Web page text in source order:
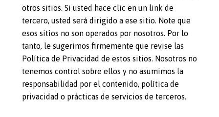
otros sitios. Si usted hace clic en un link de
tercero, usted será dirigido a ese sitio. Note que
esos sitios no son operados por nosotros. Por lo
tanto, le sugerimos firmemente que revise las
Política de Privacidad de estos sitios. Nosotros no
tenemos control sobre ellos y no asumimos la
responsabilidad por el contenido, política de
privacidad o prácticas de servicios de terceros.